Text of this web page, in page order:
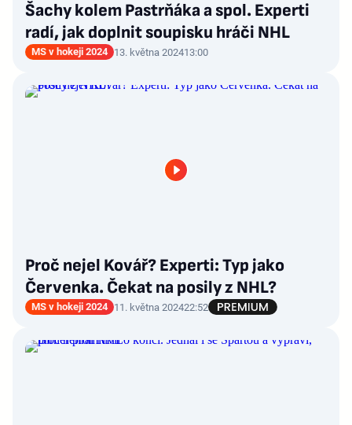
Šachy kolem Pastrňáka a spol. Experti
radí, jak doplnit soupisku hráči NHL
MS v hokeji 2024 13. května 202413:00
Proč nejel Kovář? Experti: Typ jako
Červenka. Čekat na posily z NHL?
MS v hokeji 2024 11. května 202422:52